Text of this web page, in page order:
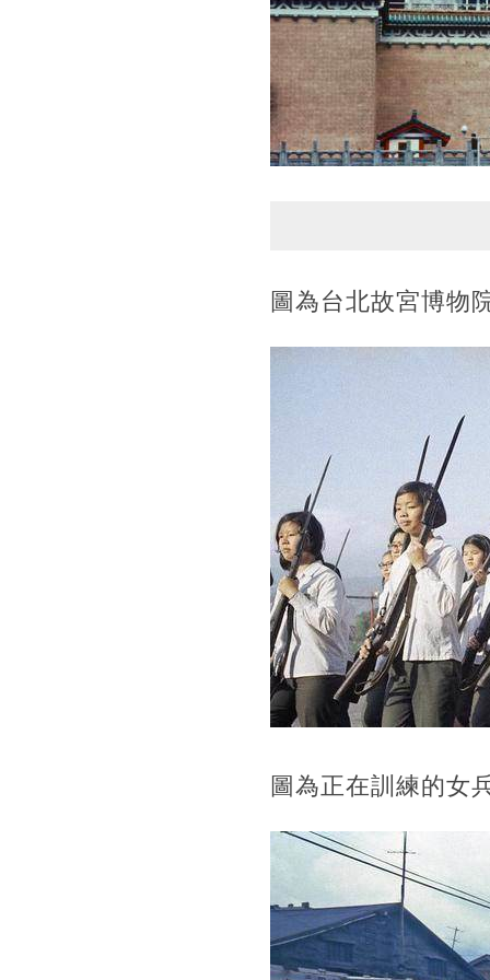
圖為台北故宮博物
圖為正在訓練的女